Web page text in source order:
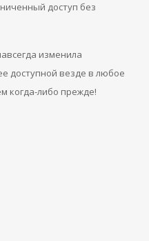
доступ без
изменила
доступной везде в любое
когда-либо прежде!